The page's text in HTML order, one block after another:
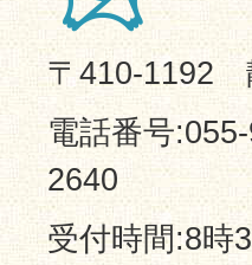
〒410-1192
電話番号
2640
受付時間:8時